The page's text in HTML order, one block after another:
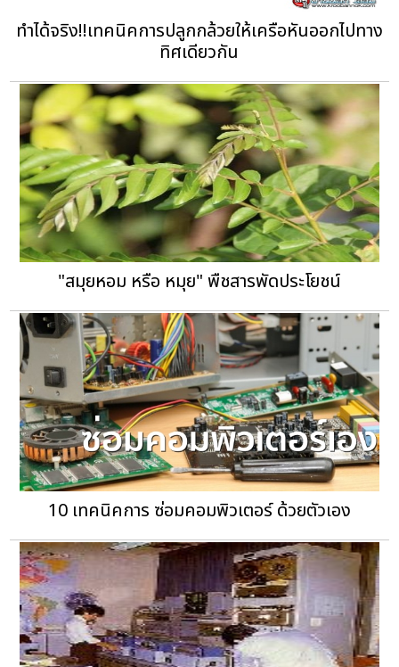
ทำได้จริง!!เทคนิคการปลูกกล้วยให้เครือหันออกไปทาง
ทิศเดียวกัน
"สมุยหอม หรือ หมุย" พืชสารพัดประโยชน์
10 เทคนิคการ ซ่อมคอมพิวเตอร์ ด้วยตัวเอง